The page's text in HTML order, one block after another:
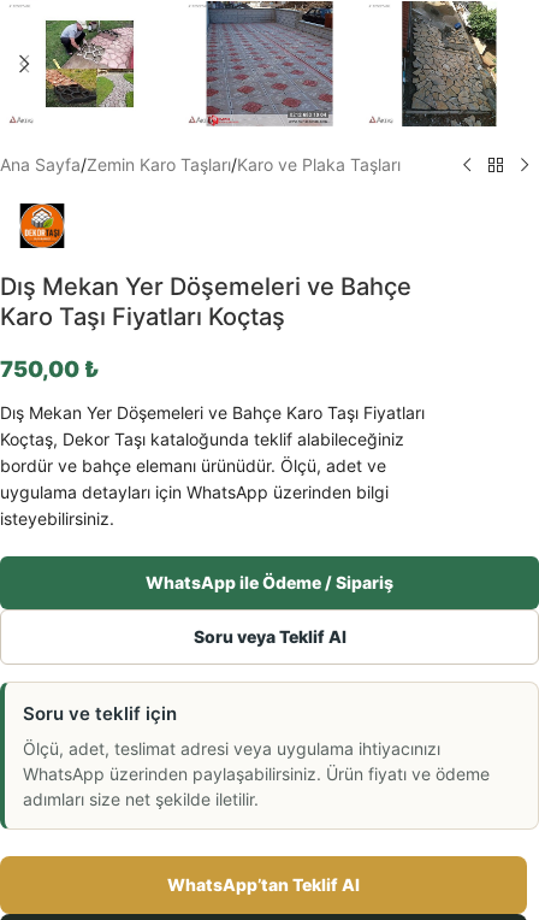
Ana Sayfa/Zemin Karo Taşları/Karo ve Plaka Taşları
Dış Mekan Yer Döşemeleri ve Bahçe
Karo Taşı Fiyatları Koçtaş
750,00 ₺
Dış Mekan Yer Döşemeleri ve Bahçe Karo Taşı Fiyatları
Koçtaş, Dekor Taşı kataloğunda teklif alabileceğiniz
bordür ve bahçe elemanı ürünüdür. Ölçü, adet ve
uygulama detayları için WhatsApp üzerinden bilgi
isteyebilirsiniz.
WhatsApp ile Ödeme / Sipariş
Soru veya Teklif Al
Soru ve teklif için
Ölçü, adet, teslimat adresi veya uygulama ihtiyacınızı
WhatsApp üzerinden paylaşabilirsiniz. Ürün fiyatı ve ödeme
adımları size net şekilde iletilir.
WhatsApp’tan Teklif Al